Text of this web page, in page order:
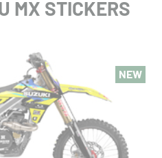
MX STICKERS
NEW